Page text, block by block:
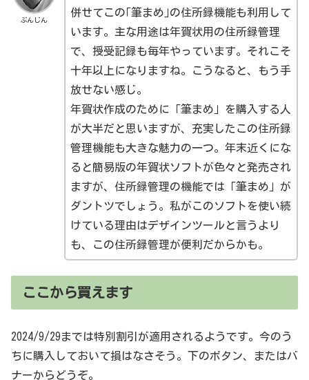
ぶんじん
併せてこの｢筆まめ｣の住所録機能も利用して
います。主な用途は年賀状用の住所録管理
で、授受記録も毎年やっています。それこそ
十年以上になりますね。こうなると、もう手
放せない感じ。
年賀状作成のために「筆まめ」を購入する人
が大半だと思いますが、充実したこの住所録
管理機能も大きな魅力の一つ。年末近くにな
ると簡易版の年賀状ソフトが色々と発売され
ますが、住所録管理の機能では「筆まめ」が
ダントツでしょう。私がこのソフトを使い続
けている理由はデザインツールと言うより
も、この住所録管理が便利だからかも。
ここから買えます
2024/9/29までは特別割引が適用されるようです。今のう
ちに購入しておいて損はなさそう。下のボタン、またはバ
ナーからどうぞ。